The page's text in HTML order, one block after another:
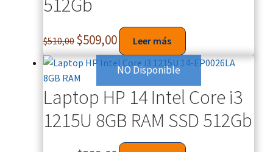
$510,00 $509,00 Leer más
NO Disponible
Laptop HP 14 Intel Core i3
1215U 8GB RAM SSD 512Gb